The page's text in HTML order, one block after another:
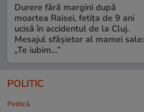
Durere fără margini după
moartea Raisei, fetița de 9 ani
ucisă în accidentul de la Cluj.
Mesajul sfâșietor al mamei sale:
„Te iubim…”
POLITIC
Politică